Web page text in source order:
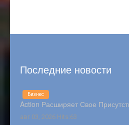
Последние новости
Action Расширяет Свое
авг 03, 2026 Hits:63
Бизнес